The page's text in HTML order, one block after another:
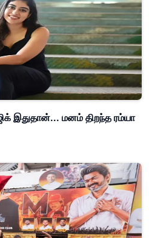
இதுதான்... மனம் திறந்த ரம்யா